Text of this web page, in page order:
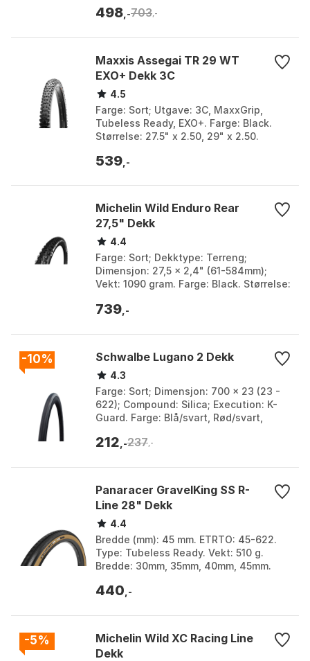
mm: 34...
498 ,-703,-
Maxxis Assegai TR 29 WT
EXO+ Dekk 3C
4.5
Farge: Sort; Utgave: 3C, MaxxGrip,
Tubeless Ready, EXO+. Farge: Black.
Størrelse: 27.5" x 2.50, 29" x 2.50.
539 ,-
Michelin Wild Enduro Rear
27,5" Dekk
4.4
Farge: Sort; Dekktype: Terreng;
Dimensjon: 27,5 x 2,4" (61-584mm);
Vekt: 1090 gram. Farge: Black. Størrelse:
739 ,-
-10% Schwalbe Lugano 2 Dekk
4.3
Farge: Sort; Dimensjon: 700 x 23 (23 -
622); Compound: Silica; Execution: K-
Guard. Farge: Blå/svart, Rød/svart,
212 ,-237,-
Panaracer GravelKing SS R-
Line 28" Dekk
4.4
Bredde (mm): 45 mm. ETRTO: 45-622.
Type: Tubeless Ready. Vekt: 510 g.
Bredde: 30mm, 35mm, 40mm, 45mm.
440 ,-
-5%
Michelin Wild XC Racing Line
Dekk